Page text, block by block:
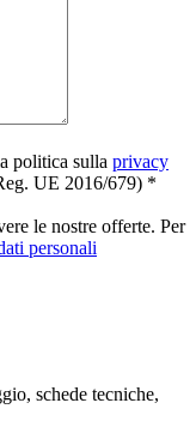
politica sulla privacy
UE 2016/679) *
le nostre offerte. Per
personali
schede tecniche,